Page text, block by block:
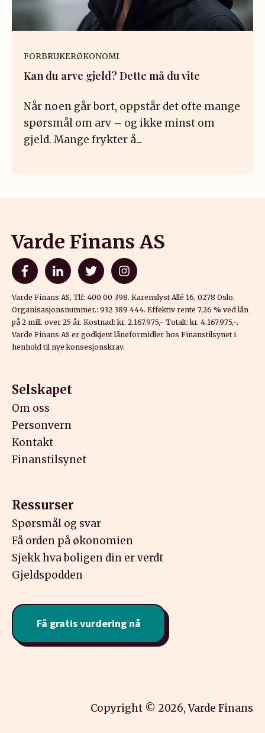
FORBRUKERØKONOMI
Kan du arve gjeld? Dette må du vite
Når noen går bort, oppstår det ofte mange
spørsmål om arv – og ikke minst om
gjeld. Mange frykter å...
Varde Finans AS
Varde Finans AS, Tlf: 400 00 398. Karenslyst Allé 16, 0278 Oslo.
Organisasjonsnummer.: 932 389 444. Effektiv rente 7,26 % ved lån
på 2 mill. over 25 år. Kostnad: kr. 2.167.975,- Totalt: kr. 4.167.975,-.
Varde Finans AS er godkjent låneformidler hos Finanstilsynet i
henhold til nye konsesjonskrav.
Selskapet
Om oss
Personvern
Kontakt
Finanstilsynet
Ressurser
Spørsmål og svar
Få orden på økonomien
Sjekk hva boligen din er verdt
Gjeldspodden
Få gratis vurdering nå
Copyright © 2026, Varde Finans